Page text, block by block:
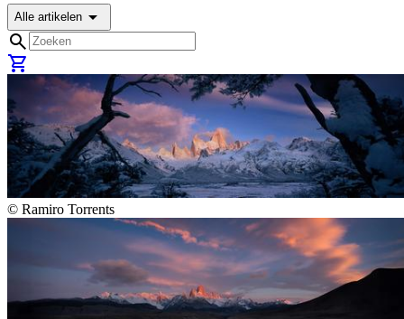
Alle artikelen arrow_drop_down
search
shopping_cart
© Ramiro Torrents